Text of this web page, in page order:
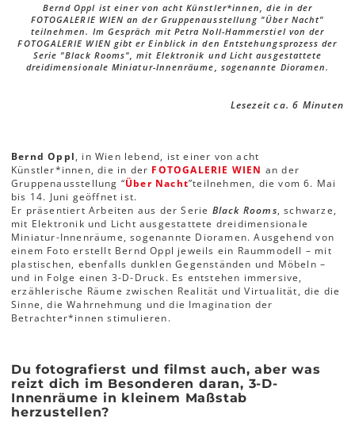
Bernd Oppl ist einer von acht Künstler*innen, die in der
FOTOGALERIE WIEN an der Gruppenausstellung "Über Nacht"
teilnehmen. Im Gespräch mit Petra Noll-Hammerstiel von der
FOTOGALERIE WIEN gibt er Einblick in den Entstehungsprozess der
Serie "Black Rooms", mit Elektronik und Licht ausgestattete
dreidimensionale Miniatur-Innenräume, sogenannte Dioramen.
Lesezeit ca. 6 Minuten
Bernd Oppl, in Wien lebend, ist einer von acht
Künstler*innen, die in der FOTOGALERIE WIEN an der
Gruppenausstellung “Über Nacht”teilnehmen, die vom 6. Mai
bis 14. Juni geöffnet ist.
Er präsentiert Arbeiten aus der Serie Black Rooms, schwarze,
mit Elektronik und Licht ausgestattete dreidimensionale
Miniatur-Innenräume, sogenannte Dioramen. Ausgehend von
einem Foto erstellt Bernd Oppl jeweils ein Raummodell – mit
plastischen, ebenfalls dunklen Gegenständen und Möbeln –
und in Folge einen 3-D-Druck. Es entstehen immersive,
erzählerische Räume zwischen Realität und Virtualität, die die
Sinne, die Wahrnehmung und die Imagination der
Betrachter*innen stimulieren.
Du fotografierst und filmst auch, aber was
reizt dich im Besonderen daran, 3-D-
Innenräume in kleinem Maßstab
herzustellen?